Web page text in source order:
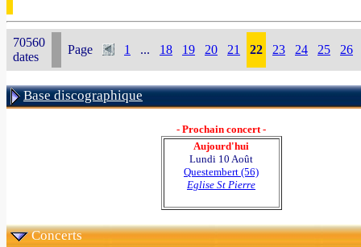
70560
dates
Page 1 ... 18 19 20 21 22 23 24 25 26
Base discographique
- Prochain concert -
Aujourd'hui
Lundi 10 Août
Questembert (56)
Eglise St Pierre
Concerts